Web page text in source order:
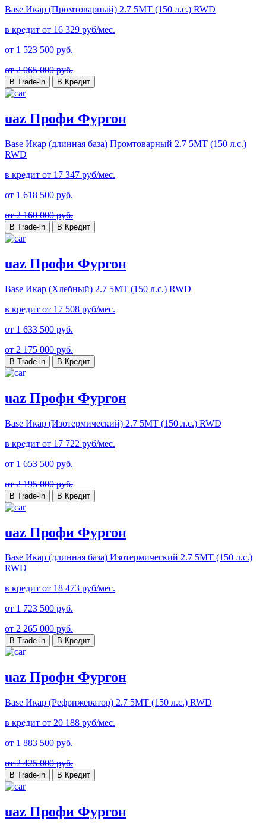
Base Икар (Промтоварный) 2.7 5MT (150 л.с.) RWD
в кредит от 16 329 руб/мес.
от 1 523 500 руб.
от 2 065 000 руб.
В Trade-in В Кредит
uaz Профи Фургон
Base Икар (длинная база) Промтоварный 2.7 5MT (150 л.с.)
RWD
в кредит от 17 347 руб/мес.
от 1 618 500 руб.
от 2 160 000 руб.
В Trade-in В Кредит
uaz Профи Фургон
Base Икар (Хлебный) 2.7 5MT (150 л.с.) RWD
в кредит от 17 508 руб/мес.
от 1 633 500 руб.
от 2 175 000 руб.
В Trade-in В Кредит
uaz Профи Фургон
Base Икар (Изотермический) 2.7 5MT (150 л.с.) RWD
в кредит от 17 722 руб/мес.
от 1 653 500 руб.
от 2 195 000 руб.
В Trade-in В Кредит
uaz Профи Фургон
Base Икар (длинная база) Изотермический 2.7 5MT (150 л.с.)
RWD
в кредит от 18 473 руб/мес.
от 1 723 500 руб.
от 2 265 000 руб.
В Trade-in В Кредит
uaz Профи Фургон
Base Икар (Рефрижератор) 2.7 5MT (150 л.с.) RWD
в кредит от 20 188 руб/мес.
от 1 883 500 руб.
от 2 425 000 руб.
В Trade-in В Кредит
uaz Профи Фургон